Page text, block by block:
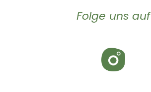
Folge uns auf